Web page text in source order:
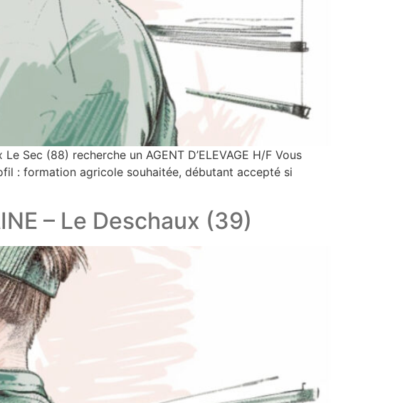
Sec (88) recherche un AGENT D’ELEVAGE H/F Vous
: formation agricole souhaitée, débutant accepté si
– Le Deschaux (39)